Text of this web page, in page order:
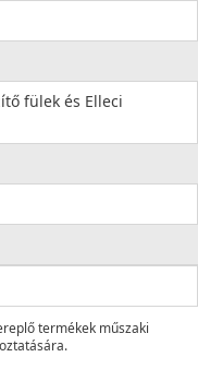
fülek és Elleci
termékek műszaki